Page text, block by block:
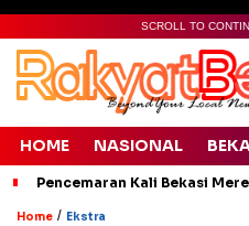
SCROLL TO
HOME NASIONAL
Pencemaran Kali Bekasi
Home / Ekstra